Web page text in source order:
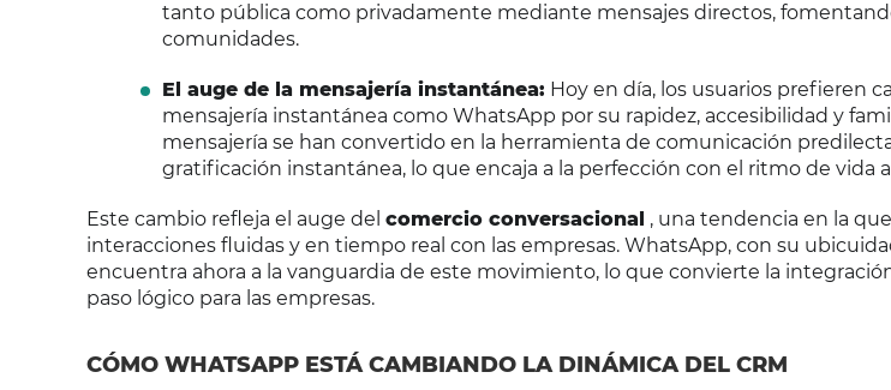
tanto pública como privadamente mediante mensajes directos,
comunidades.
El auge de la mensajería instantánea: Hoy en día, los usuarios prefieren
mensajería instantánea como WhatsApp por su rapidez, accesibilidad y
mensajería se han convertido en la herramienta de comunicación
gratificación instantánea, lo que encaja a la perfección con el ritmo de vida
Este cambio refleja el auge del comercio conversacional , una tendencia en la
interacciones fluidas y en tiempo real con las empresas. WhatsApp, con su
encuentra ahora a la vanguardia de este movimiento, lo que convierte la
paso lógico para las empresas.
CÓMO WHATSAPP ESTÁ CAMBIANDO LA DINÁMICA DEL CRM